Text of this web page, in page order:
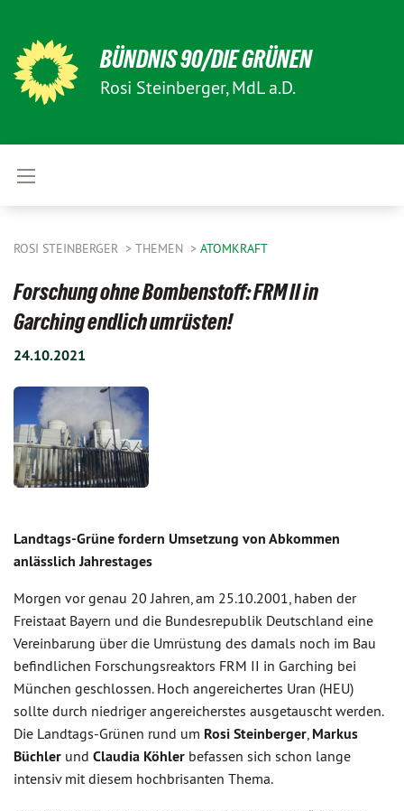
BÜNDNIS 90/DIE GRÜNEN
Rosi Steinberger, MdL a.D.
ROSI STEINBERGER THEMEN ATOMKRAFT
Forschung ohne Bombenstoff: FRM II in
Garching endlich umrüsten!
24.10.2021
Landtags-Grüne fordern Umsetzung von Abkommen
anlässlich Jahrestages
Morgen vor genau 20 Jahren, am 25.10.2001, haben der
Freistaat Bayern und die Bundesrepublik Deutschland eine
Vereinbarung über die Umrüstung des damals noch im Bau
befindlichen Forschungsreaktors FRM II in Garching bei
München geschlossen. Hoch angereichertes Uran (HEU)
sollte durch niedriger angereicherstes ausgetauscht werden.
Die Landtags-Grünen rund um Rosi Steinberger, Markus
Büchler und Claudia Köhler befassen sich schon lange
intensiv mit diesem hochbrisanten Thema.